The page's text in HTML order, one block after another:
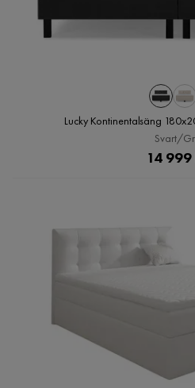
Lucky Kontinentalsäng
Svart/
Pris
14